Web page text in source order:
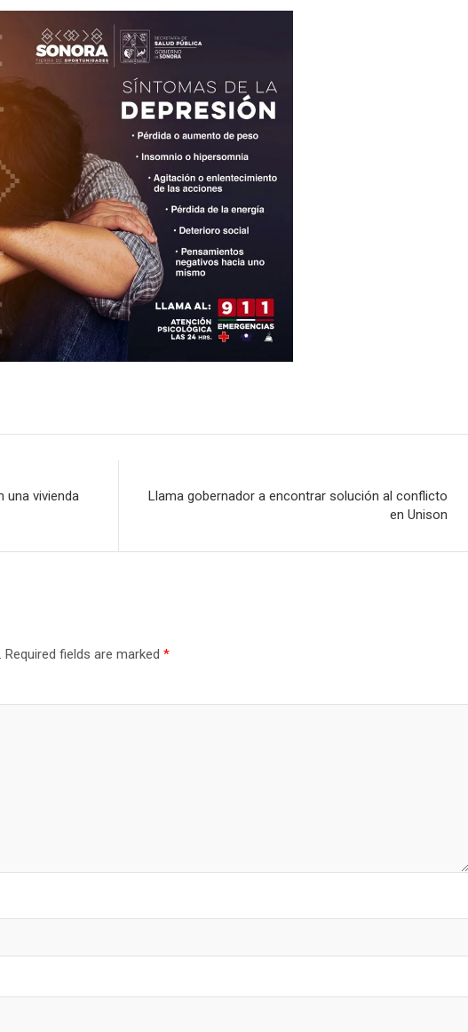
una vivienda
Llama gobernador a encontrar solución al conflicto
en Unison
Required fields are marked *